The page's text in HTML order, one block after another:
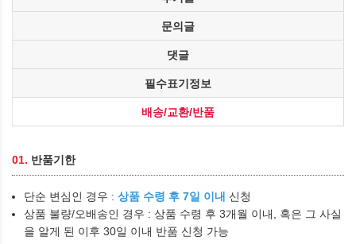
문의글
댓글
필수표기정보
배송/교환/반품
01. 반품기한
단순 변심인 경우 : 상품 수령 후 7일 이내 신청
상품 불량/오배송인 경우 : 상품 수령 후 3개월 이내, 혹은 그 사실
을 알게 된 이후 30일 이내 반품 신청 가능